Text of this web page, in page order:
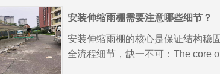
安装伸缩雨棚需要注意哪些细节？
安装伸缩雨棚的核心是保证结构稳
全流程细节，缺一不可：The core